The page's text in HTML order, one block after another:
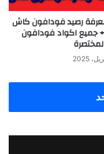
رصيد فودافون كاش
2026 + جميع اكواد فودافون